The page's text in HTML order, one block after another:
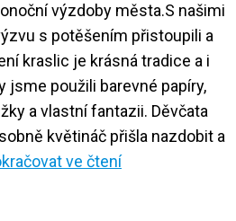
výzdoby města.S našimi
s potěšením přistoupili a
kraslic je krásná tradice a i
jsme použili barevné papíry,
a vlastní fantazii. Děvčata
květináč přišla nazdobit a
ve čteníVelikonoční